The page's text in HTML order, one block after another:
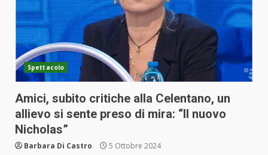
Spettacolo
Amici, subito critiche alla Celentano, un
allievo si sente preso di mira: “Il nuovo
Nicholas”
Barbara Di Castro 5 Ottobre 2024